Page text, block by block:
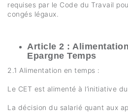
requises par le Code du Travail
congés légaux.
Article 2 :
Epargne Temps
2.1 Alimentation en temps :
Le CET est alimenté à l’initiative
La décision du salarié quant aux